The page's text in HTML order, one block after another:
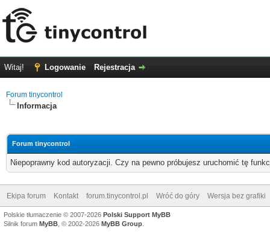
Witaj! Logowanie Rejestracja
Forum tinycontrol
Informacja
Forum tinycontrol
Niepoprawny kod autoryzacji. Czy na pewno próbujesz uruchomić tę
Ekipa forum Kontakt forum.tinycontrol.pl Wróć do góry Wersja bez grafiki
Polskie tłumaczenie © 2007-2026 Polski Support MyBB
Silnik forum MyBB , © 2002-2026 MyBB Group